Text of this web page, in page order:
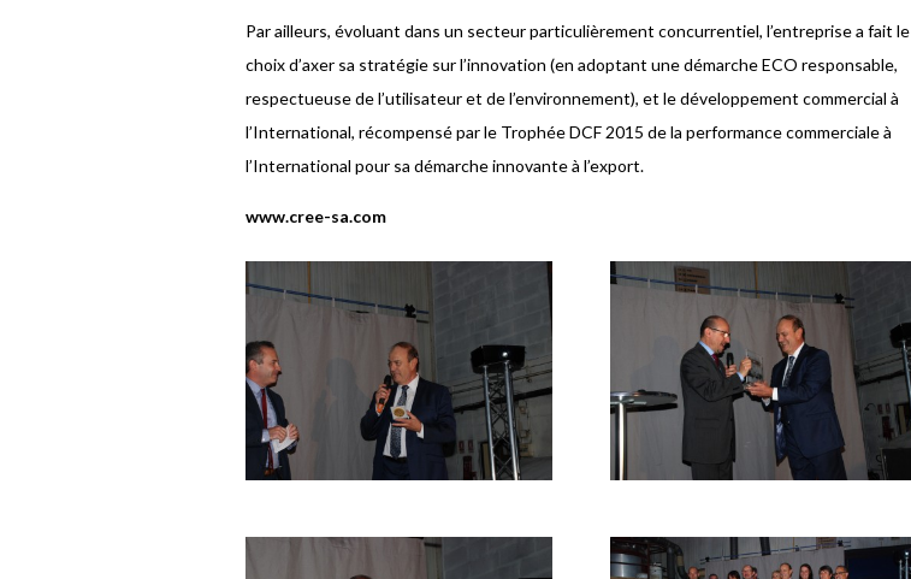
Par ailleurs, évoluant dans un secteur particulièrement concurrentiel, l’entreprise a fait le
choix d’axer sa stratégie sur l’innovation (en adoptant une démarche ECO responsable,
respectueuse de l’utilisateur et de l’environnement), et le développement commercial à
l’International, récompensé par le Trophée DCF 2015 de la performance commerciale à
l’International pour sa démarche innovante à l’export.
www.cree-sa.com